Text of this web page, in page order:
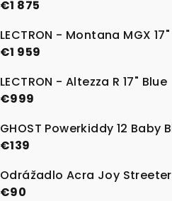
€1 875
LECTRON - Montana MGX 17"
€1 959
LECTRON - Altezza R 17" Blue
€999
€139
Odrážadlo Acra Joy Streeter
€90